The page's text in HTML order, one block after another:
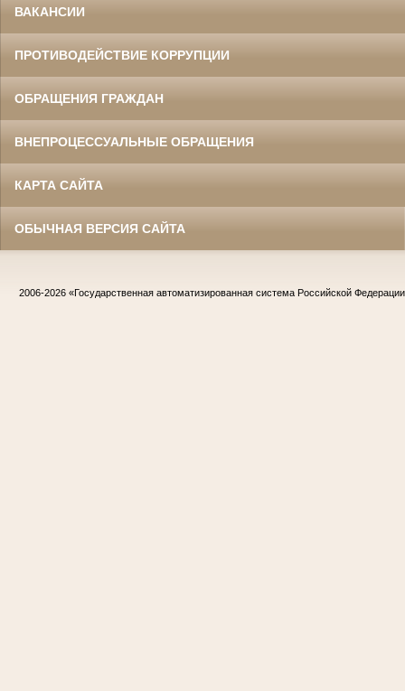
ВАКАНСИИ
ПРОТИВОДЕЙСТВИЕ КОРРУПЦИИ
ОБРАЩЕНИЯ ГРАЖДАН
ВНЕПРОЦЕССУАЛЬНЫЕ ОБРАЩЕНИЯ
КАРТА САЙТА
ОБЫЧНАЯ ВЕРСИЯ САЙТА
2006-2026 «Государственная автоматизированная система Российской